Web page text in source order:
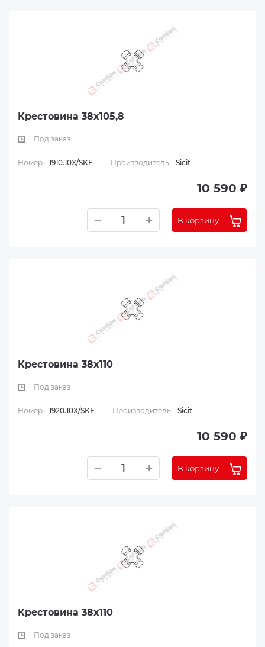
Крестовина 38x105,8
Под заказ
Номер: 1910.10X/SKF Производитель: Sicit
10 590 ₽
В корзину
Крестовина 38x110
Под заказ
Номер: 1920.10X/SKF Производитель: Sicit
10 590 ₽
В корзину
Крестовина 38x110
Под заказ